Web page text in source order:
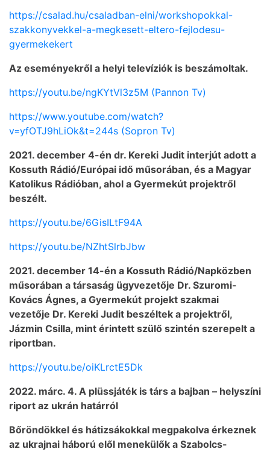
https://csalad.hu/csaladban-elni/workshopokkal-
szakkonyvekkel-a-megkesett-eltero-fejlodesu-
gyermekekert
Az eseményekről a helyi televíziók is beszámoltak.
https://youtu.be/ngKYtVl3z5M (Pannon Tv)
https://www.youtube.com/watch?
v=yfOTJ9hLiOk&t=244s (Sopron Tv)
2021. december 4-én dr. Kereki Judit interjút adott a
Kossuth Rádió/Európai idő műsorában, és a Magyar
Katolikus Rádióban, ahol a Gyermekút projektről
beszélt.
https://youtu.be/6GisILtF94A
https://youtu.be/NZhtSlrbJbw
2021. december 14-én a Kossuth Rádió/Napközben
műsorában a társaság ügyvezetője Dr. Szuromi-
Kovács Ágnes, a Gyermekút projekt szakmai
vezetője Dr. Kereki Judit beszéltek a projektről,
Jázmin Csilla, mint érintett szülő szintén szerepelt a
riportban.
https://youtu.be/oiKLrctE5Dk
2022. márc. 4. A plüssjáték is társ a bajban – helyszíni
riport az ukrán határról
Bőröndökkel és hátizsákokkal megpakolva érkeznek
az ukrajnai háború elől menekülők a Szabolcs-